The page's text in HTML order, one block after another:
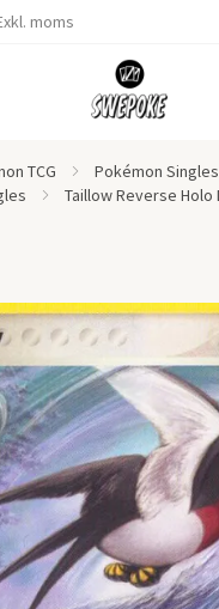
moms
TCG
Pokémon
Taillow Reverse Holo